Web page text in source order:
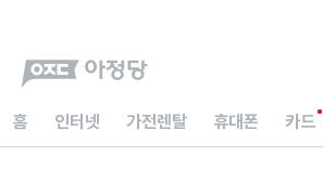
홈 인터넷 가전렌탈 휴대폰 카드